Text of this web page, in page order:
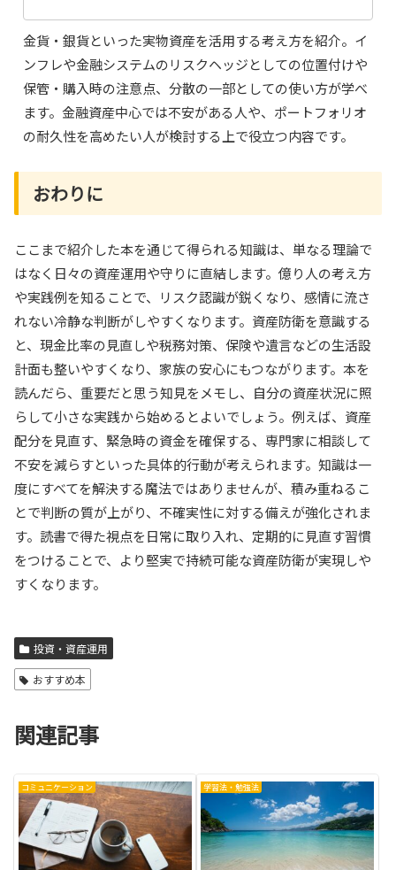
金貨・銀貨といった実物資産を活用する考え方を紹介。イ
ンフレや金融システムのリスクヘッジとしての位置付けや
保管・購入時の注意点、分散の一部としての使い方が学べ
ます。金融資産中心では不安がある人や、ポートフォリオ
の耐久性を高めたい人が検討する上で役立つ内容です。
おわりに
ここまで紹介した本を通じて得られる知識は、単なる理論で
はなく日々の資産運用や守りに直結します。億り人の考え方
や実践例を知ることで、リスク認識が鋭くなり、感情に流さ
れない冷静な判断がしやすくなります。資産防衛を意識する
と、現金比率の見直しや税務対策、保険や遺言などの生活設
計面も整いやすくなり、家族の安心にもつながります。本を
読んだら、重要だと思う知見をメモし、自分の資産状況に照
らして小さな実践から始めるとよいでしょう。例えば、資産
配分を見直す、緊急時の資金を確保する、専門家に相談して
不安を減らすといった具体的行動が考えられます。知識は一
度にすべてを解決する魔法ではありませんが、積み重ねるこ
とで判断の質が上がり、不確実性に対する備えが強化されま
す。読書で得た視点を日常に取り入れ、定期的に見直す習慣
をつけることで、より堅実で持続可能な資産防衛が実現しや
すくなります。
投資・資産運用
おすすめ本
関連記事
コミュニケーション 学習法・勉強法